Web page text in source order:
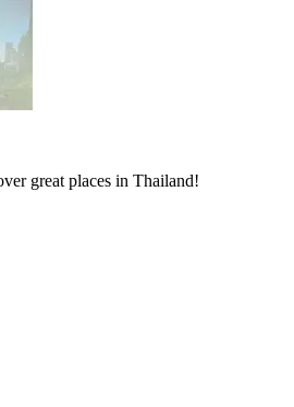
great places in Thailand!